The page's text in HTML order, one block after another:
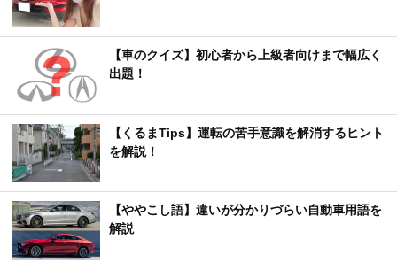
【車のクイズ】初心者から上級者向けまで幅広く
出題！
【くるまTips】運転の苦手意識を解消するヒント
を解説！
【ややこし語】違いが分かりづらい自動車用語を
解説